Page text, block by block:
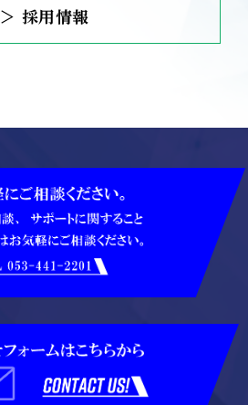
＞ 採用情報